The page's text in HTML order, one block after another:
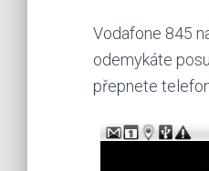
Vodafone 845
odemykáte
přepnete